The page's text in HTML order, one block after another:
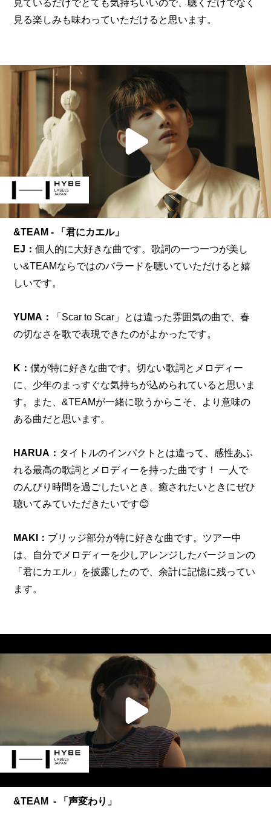
見ているだけでとても気持ちいいので、聴くだけでなく
見る楽しみも味わっていただけると思います。
&TEAM - 「君にカエル」
EJ：個人的に大好きな曲です。歌詞の一つ一つが美し
い&TEAMならではのバラードを聴いていただけると嬉
しいです。
YUMA：
「Scar to Scar」とは違った雰囲気の曲で、春
の切なさを歌で表現できたのがよかったです。
K：僕が特に好きな曲です。切ない歌詞とメロディー
に、少年のまっすぐな気持ちが込められていると思いま
す。また、&TEAMが一緒に歌うからこそ、より意味の
ある曲だと思います。
HARUA： タイトルのインパクトとは違って、感性あふ
れる最高の歌詞とメロディーを持った曲です！ 一人で
のんびり時間を過ごしたいとき、癒されたいときにぜひ
聴いてみていただきたいです😊
MAKI： ブリッジ部分が特に好きな曲です。ツアー中
は、自分でメロディーを少しアレンジしたバージョンの
「君にカエル」を披露したので、余計に記憶に残ってい
ます。
&TEAM  - 「声変わり」